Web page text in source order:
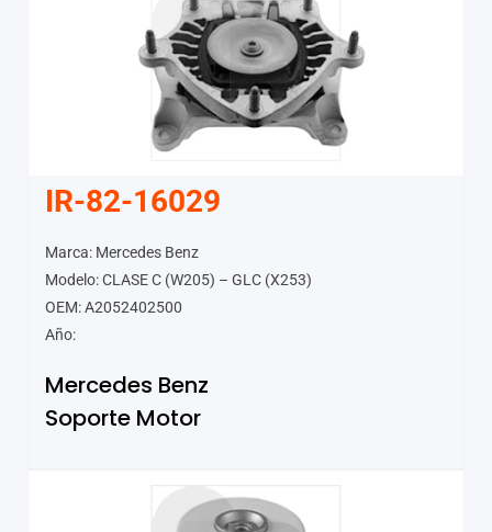
IR-82-16029
Marca: Mercedes Benz
Modelo: CLASE C (W205) – GLC (X253)
OEM: A2052402500
Año:
Mercedes Benz
Soporte Motor